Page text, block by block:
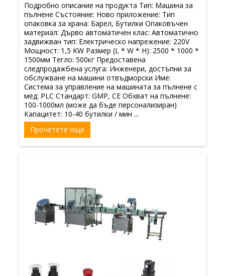
Подробно описание на продукта Тип: Машина за
пълнене Състояние: Ново приложение: Тип
опаковка за храна: Барел, Бутилки Опаковъчен
материал: Дърво автоматичен клас: Автоматично
задвижван тип: Електрическо напрежение: 220V
Мощност: 1,5 KW Размер (L * W * H): 2500 * 1000 *
1500мм Тегло: 500кг Предоставена
следпродажбена услуга: Инженери, достъпни за
обслужване на машини отвъдморски Име:
Система за управление на машината за пълнене с
мед: PLC Стандарт: GMP, CE Обхват на пълнене:
100-1000мл (може да бъде персонализиран)
Капацитет: 10-40 бутилки / мин ...
Прочетете още